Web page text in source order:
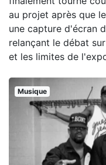
au projet après que
une capture d'écran
relançant le débat
et les limites de
Musique